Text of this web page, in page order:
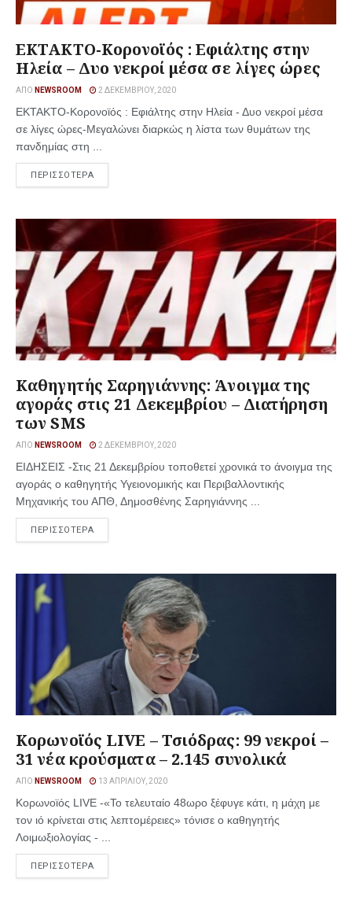
ΕΚΤΑΚΤΟ-Κορονοϊός : Εφιάλτης στην
Ηλεία – Δυο νεκροί μέσα σε λίγες ώρες
ΑΠΌ NEWSROOM 2 ΔΕΚΕΜΒΡΊΟΥ, 2020
ΕΚΤΑΚΤΟ-Κορονοϊός : Εφιάλτης στην Ηλεία - Δυο νεκροί μέσα
σε λίγες ώρες-Μεγαλώνει διαρκώς η λίστα των θυμάτων της
πανδημίας στη ...
ΠΕΡΙΣΣΟΤΕΡΑ
Καθηγητής Σαρηγιάννης: Άνοιγμα της
αγοράς στις 21 Δεκεμβρίου – Διατήρηση
των SMS
ΑΠΌ NEWSROOM 2 ΔΕΚΕΜΒΡΊΟΥ, 2020
ΕΙΔΗΣΕΙΣ -Στις 21 Δεκεμβρίου τοποθετεί χρονικά το άνοιγμα της
αγοράς ο καθηγητής Υγειονομικής και Περιβαλλοντικής
Μηχανικής του ΑΠΘ, Δημοσθένης Σαρηγιάννης ...
ΠΕΡΙΣΣΟΤΕΡΑ
Κορωνοϊός LIVE – Τσιόδρας: 99 νεκροί –
31 νέα κρούσματα – 2.145 συνολικά
ΑΠΌ NEWSROOM 13 ΑΠΡΙΛΊΟΥ, 2020
Κορωνοϊός LIVE -«Το τελευταίο 48ωρο ξέφυγε κάτι, η μάχη με
τον ιό κρίνεται στις λεπτομέρειες» τόνισε ο καθηγητής
Λοιμωξιολογίας - ...
ΠΕΡΙΣΣΟΤΕΡΑ